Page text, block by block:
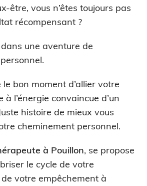
être, vous n’êtes toujours pas
récompensant ?
une aventure de
bon moment d’allier votre
l’énergie convaincue d’un
histoire de mieux vous
cheminement personnel.
à Pouillon, se propose
le cycle de votre
votre empêchement à